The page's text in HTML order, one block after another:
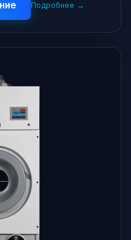
Подробнее →